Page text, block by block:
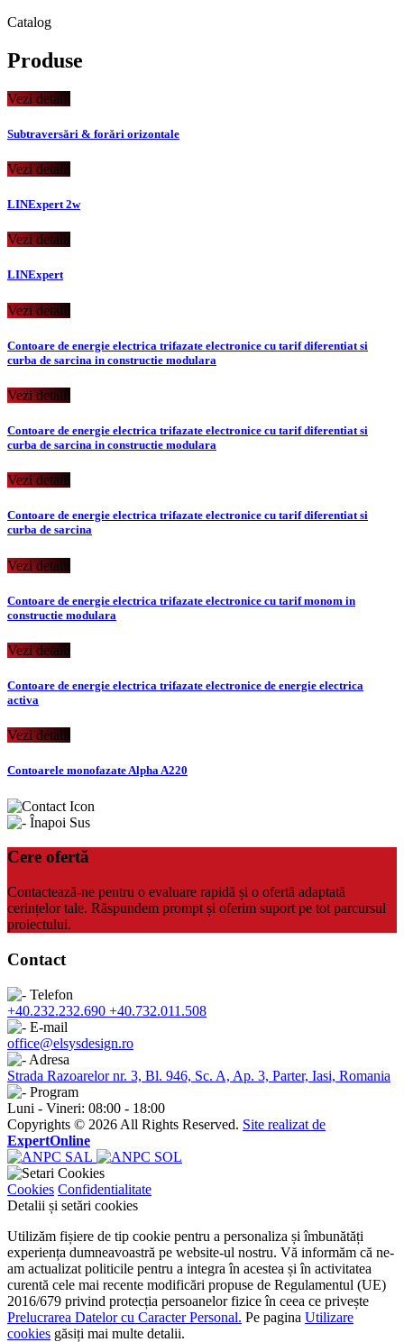
Catalog
Produse
Vezi detalii
Subtraversări & forări orizontale
Vezi detalii
LINExpert 2w
Vezi detalii
LINExpert
Vezi detalii
Contoare de energie electrica trifazate electronice cu tarif diferentiat si
curba de sarcina in constructie modulara
Vezi detalii
Contoare de energie electrica trifazate electronice cu tarif diferentiat si
curba de sarcina in constructie modulara
Vezi detalii
Contoare de energie electrica trifazate electronice cu tarif diferentiat si
curba de sarcina
Vezi detalii
Contoare de energie electrica trifazate electronice cu tarif monom in
constructie modulara
Vezi detalii
Contoare de energie electrica trifazate electronice de energie electrica
activa
Vezi detalii
Contoarele monofazate Alpha A220
Cere ofertă
Contactează-ne pentru o evaluare rapidă și o ofertă adaptată
cerințelor tale. Răspundem prompt și oferim suport pe tot parcursul
proiectului.
Contact
+40.232.232.690 +40.732.011.508
office@elsysdesign.ro
Strada Razoarelor nr. 3, Bl. 946, Sc. A, Ap. 3, Parter, Iasi, Romania
Luni - Vineri: 08:00 - 18:00
Copyrights © 2026 All Rights Reserved. Site realizat de
ExpertOnline
Cookies Confidentialitate
Detalii și setări cookies
Utilizăm fișiere de tip cookie pentru a personaliza și îmbunătăți
experiența dumneavoastră pe website-ul nostru. Vă informăm că ne-
am actualizat politicile pentru a integra în acestea și în activitatea
curentă cele mai recente modificări propuse de Regulamentul (UE)
2016/679 privind protecția persoanelor fizice în ceea ce privește
Prelucrarea Datelor cu Caracter Personal. Pe pagina Utilizare
cookies găsiți mai multe detalii.